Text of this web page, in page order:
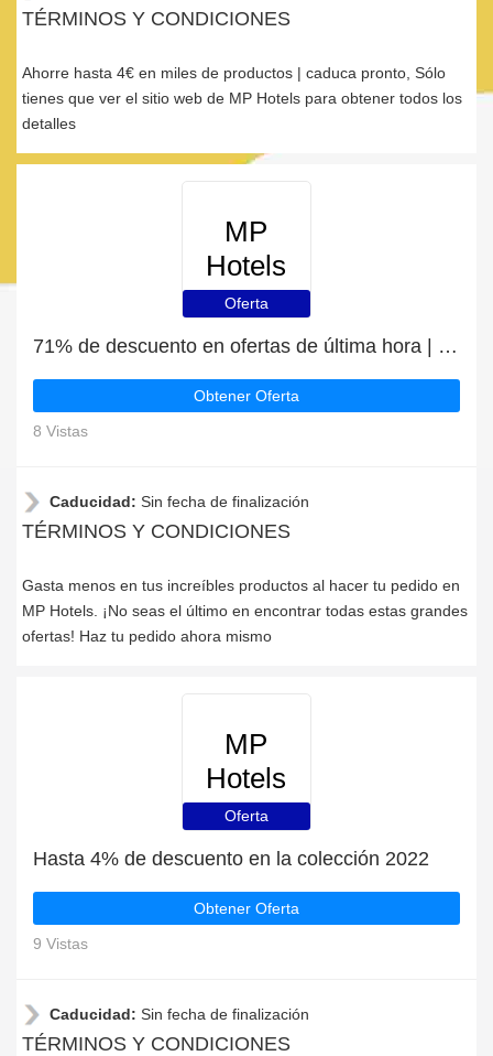
TÉRMINOS Y CONDICIONES
Ahorre hasta 4€ en miles de productos | caduca pronto, Sólo
tienes que ver el sitio web de MP Hotels para obtener todos los
detalles
MP
Hotels
Oferta
71% de descuento en ofertas de última hora | caducan pronto
Obtener Oferta
8 Vistas
Caducidad: Sin fecha de finalización
TÉRMINOS Y CONDICIONES
Gasta menos en tus increíbles productos al hacer tu pedido en
MP Hotels. ¡No seas el último en encontrar todas estas grandes
ofertas! Haz tu pedido ahora mismo
MP
Hotels
Oferta
Hasta 4% de descuento en la colección 2022
Obtener Oferta
9 Vistas
Caducidad: Sin fecha de finalización
TÉRMINOS Y CONDICIONES